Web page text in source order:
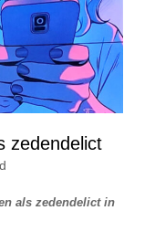
zedendelict
als zedendelict in